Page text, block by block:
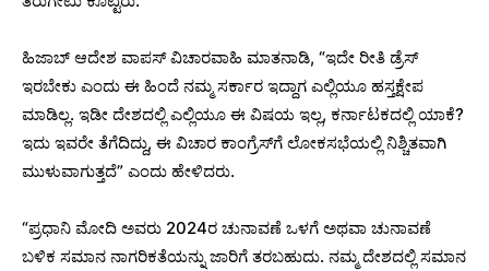
ಹಿಜಾಬ್ ಆದೇಶ ವಾಪಸ್ ವಿಚಾರವಾಹಿ ಮಾತನಾಡಿ, “ಇದೇ ರೀತಿ ಡ್ರೆಸ್
ಇರಬೇಕು ಎಂದು ಈ ಹಿಂದೆ ನಮ್ಮ ಸರ್ಕಾರ ಇದ್ದಾಗ ಎಲ್ಲಿಯೂ ಹಸ್ತಕ್ಷೇಪ
ಮಾಡಿಲ್ಲ. ಇಡೀ ದೇಶದಲ್ಲಿ ಎಲ್ಲಿಯೂ ಈ ವಿಷಯ ಇಲ್ಲ, ಕರ್ನಾಟಕದಲ್ಲಿ ಯಾಕೆ?
ಇದು ಇವರೇ ತೆಗೆದಿದ್ದು, ಈ ವಿಚಾರ ಕಾಂಗ್ರೆಸ್​ಗೆ ಲೋಕಸಭೆಯಲ್ಲಿ ನಿಶ್ಚಿತವಾಗಿ
ಮುಳುವಾಗುತ್ತದೆ” ಎಂದು ಹೇಳಿದರು.
“ಪ್ರಧಾನಿ‌ ಮೋದಿ ಅವರು 2024ರ ಚುನಾವಣೆ ಒಳಗೆ ಅಥವಾ ಚುನಾವಣೆ
ಬಳಿಕ ಸಮಾನ ನಾಗರಿಕತೆಯನ್ನು ಜಾರಿಗೆ ತರಬಹುದು. ನಮ್ಮ ದೇಶದಲ್ಲಿ ಸಮಾನ